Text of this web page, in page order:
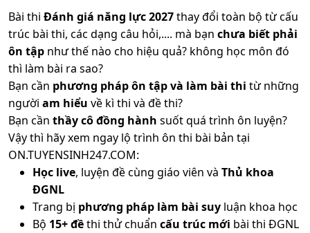
Bài thi Đánh giá năng lực 2027thay đổi toàn bộ từ cấu
trúc bài thi, các dạng câu hỏi,.... mà bạn chưa biết phải
ôn tập như thế nào cho hiệu quả? không học môn đó
thì làm bài ra sao?
Bạn cần phương pháp ôn tập và làm bài thi từ những
người am hiểu về kì thi và đề thi?
Bạn cần thầy cô đồng hành suốt quá trình ôn luyện?
Vậy thì hãy xem ngay lộ trình ôn thi bài bản tại
ON.TUYENSINH247.COM:
Học live, luyện đề cùng giáo viên và Thủ khoa
ĐGNL
Trang bị phương pháp làm bài suy luận khoa học
Bộ 15+ đềthi thử chuẩn cấu trúc mới bài thi ĐGNL